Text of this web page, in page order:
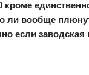
кроме
ли вообще
если заводская